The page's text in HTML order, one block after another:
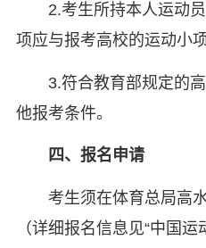
2.考生所持本人运动
项应与报考高校的运动小项
3.符合教育部规定的
他报考条件。
四、报名申请
考生须在体育总局高
（详细报名信息见“中国